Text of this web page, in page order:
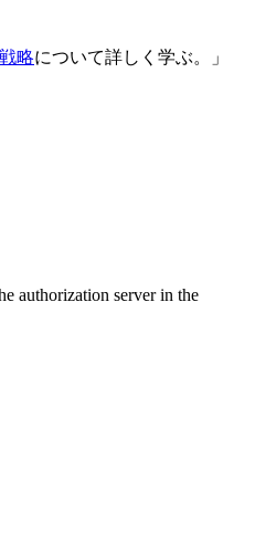
略について詳しく学ぶ。」
authorization server in the